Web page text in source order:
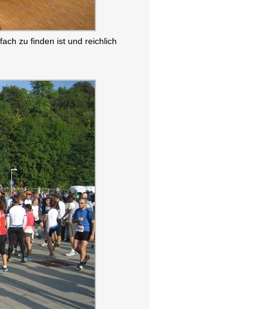
zu finden ist und reichlich